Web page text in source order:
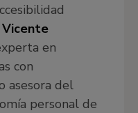
Vicente
en
con
asesora del
personal de